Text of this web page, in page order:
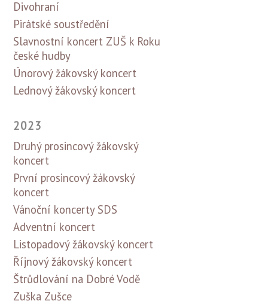
Divohraní
Pirátské soustředění
Slavnostní koncert ZUŠ k Roku
české hudby
Únorový žákovský koncert
Lednový žákovský koncert
2023
Druhý prosincový žákovský
koncert
První prosincový žákovský
koncert
Vánoční koncerty SDS
Adventní koncert
Listopadový žákovský koncert
Říjnový žákovský koncert
Štrůdlování na Dobré Vodě
Zuška Zušce